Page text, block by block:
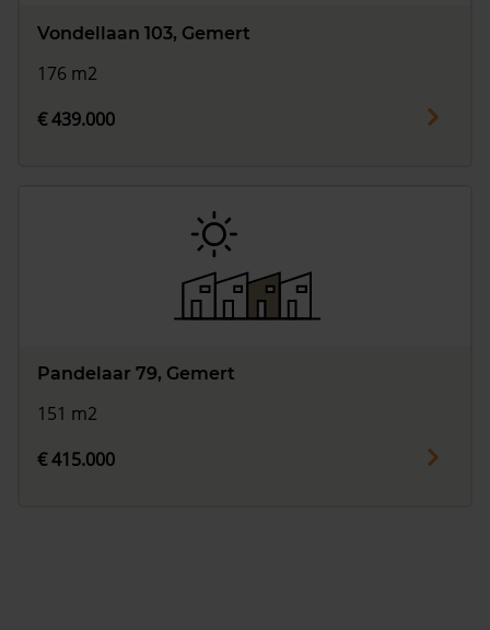
Vondellaan 103, Gemert
176 m2
€ 439.000
Pandelaar 79, Gemert
151 m2
€ 415.000